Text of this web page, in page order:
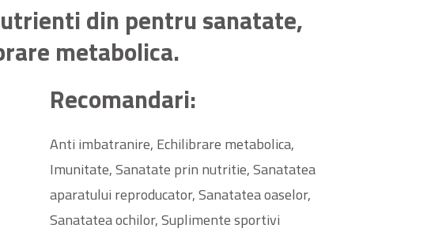
din pentru sanatate,
metabolica.
Recomandari:
Anti imbatranire, Echilibrare metabolica,
Imunitate, Sanatate prin nutritie, Sanatatea
aparatului reproducator, Sanatatea oaselor,
Sanatatea ochilor, Suplimente sportivi